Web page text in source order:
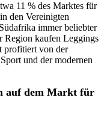
11 % des Marktes für
den Vereinigten
immer beliebter
Region kaufen Leggings
profitiert von der
und der modernen
auf dem Markt für